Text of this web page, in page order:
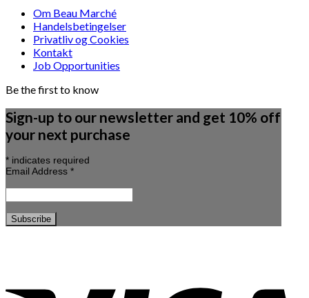
Om Beau Marché
Handelsbetingelser
Privatliv og Cookies
Kontakt
Job Opportunities
Be the first to know
Sign-up to our newsletter and get 10% off
your next purchase
* indicates required
Email Address *